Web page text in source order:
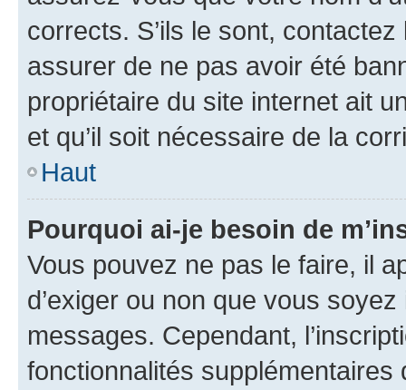
corrects. S’ils le sont,
assurer de ne pas avoir été
propriétaire du site internet ait
et qu’il soit nécessaire de la
Haut
Pourquoi ai-je besoin de
Vous pouvez ne pas le faire, il
d’exiger ou non que vous
messages. Cependant,
fonctionnalités